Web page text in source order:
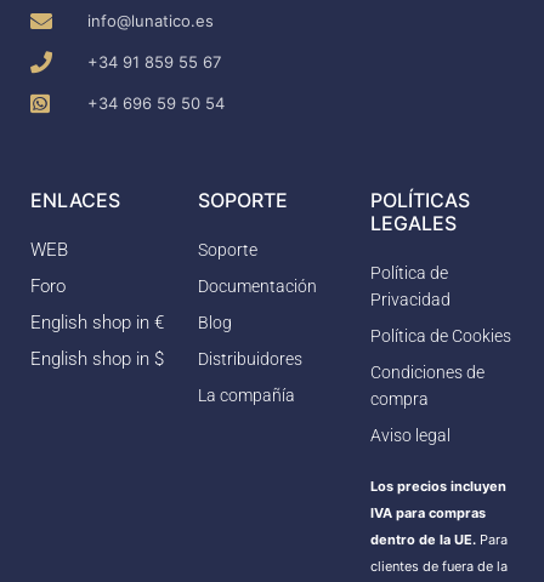
info@lunatico.es
+34 91 859 55 67
+34 696 59 50 54
ENLACES
WEB
Foro
English shop in €
English shop in $
SOPORTE
Soporte
Documentación
Blog
Distribuidores
La compañía
POLÍTICAS
LEGALES
Política de
Privacidad
Política de Cookies
Condiciones de
compra
Aviso legal
Los precios incluyen
IVA para compras
dentro de la UE. Para
clientes de fuera de la